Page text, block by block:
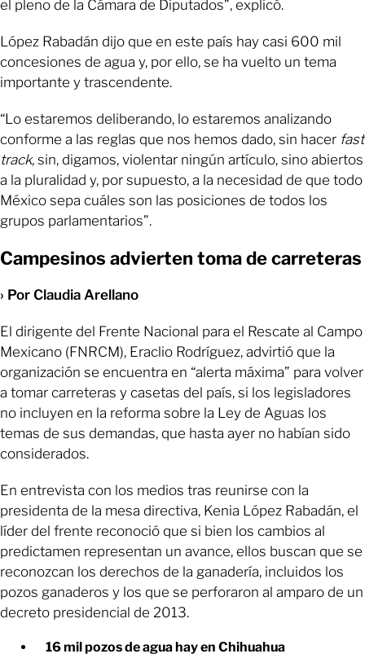
el pleno de la Cámara de Diputados”, explicó.
López Rabadán dijo que en este país hay casi 600 mil
concesiones de agua y, por ello, se ha vuelto un tema
importante y trascendente.
“Lo estaremos deliberando, lo estaremos analizando
conforme a las reglas que nos hemos dado, sin hacer fast
track, sin, digamos, violentar ningún artículo, sino abiertos
a la pluralidad y, por supuesto, a la necesidad de que todo
México sepa cuáles son las posiciones de todos los
grupos parlamentarios”.
Campesinos advierten toma de carreteras
› Por Claudia Arellano
El dirigente del Frente Nacional para el Rescate al Campo
Mexicano (FNRCM), Eraclio Rodríguez, advirtió que la
organización se encuentra en “alerta máxima” para volver
a tomar carreteras y casetas del país, si los legisladores
no incluyen en la reforma sobre la Ley de Aguas los
temas de sus demandas, que hasta ayer no habían sido
considerados.
En entrevista con los medios tras reunirse con la
presidenta de la mesa directiva, Kenia López Rabadán, el
líder del frente reconoció que si bien los cambios al
predictamen representan un avance, ellos buscan que se
reconozcan los derechos de la ganadería, incluidos los
pozos ganaderos y los que se perforaron al amparo de un
decreto presidencial de 2013.
16 mil pozos de agua hay en Chihuahua